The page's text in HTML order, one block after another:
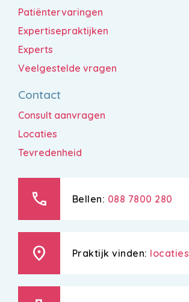
Patiëntervaringen
Expertisepraktijken
Experts
Veelgestelde vragen
Contact
Consult aanvragen
Locaties
Tevredenheid
call Bellen: 088 7800 280
location_on Praktijk vinden: locaties